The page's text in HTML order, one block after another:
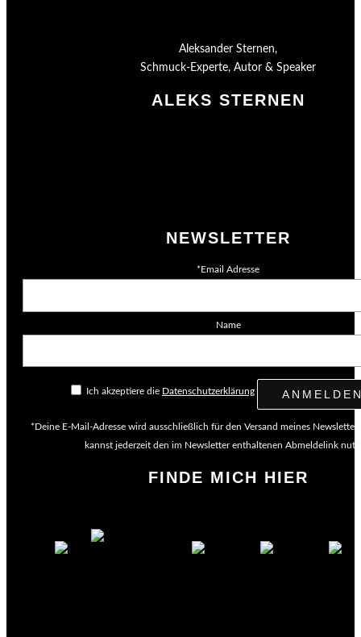
Aleksander Sternen,
Schmuck-Experte, Autor & Speaker
ALEKS STERNEN
NEWSLETTER
*Email Adresse
Name
Ich akzeptiere die Datenschutzerklärung
*Deine E-Mail-Adresse wird ausschließlich für den Versand meines
kannst jederzeit den im Newsletter enthaltenen Abmeldelink
FINDE MICH HIER